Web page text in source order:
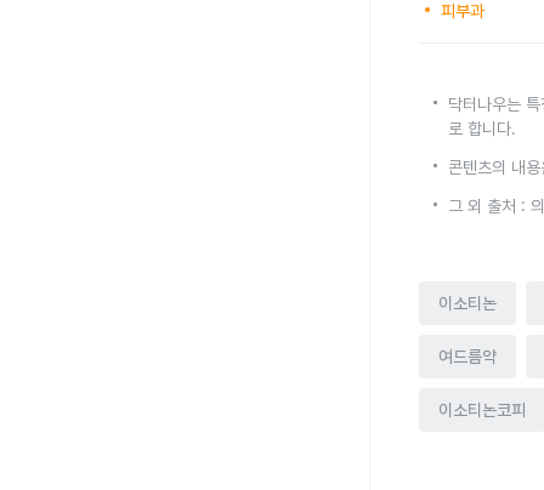
피부과
닥터나우는
로 합니다.
콘텐츠의 내
그 외 출처 :
이소티논
여드름약
이소티논코피